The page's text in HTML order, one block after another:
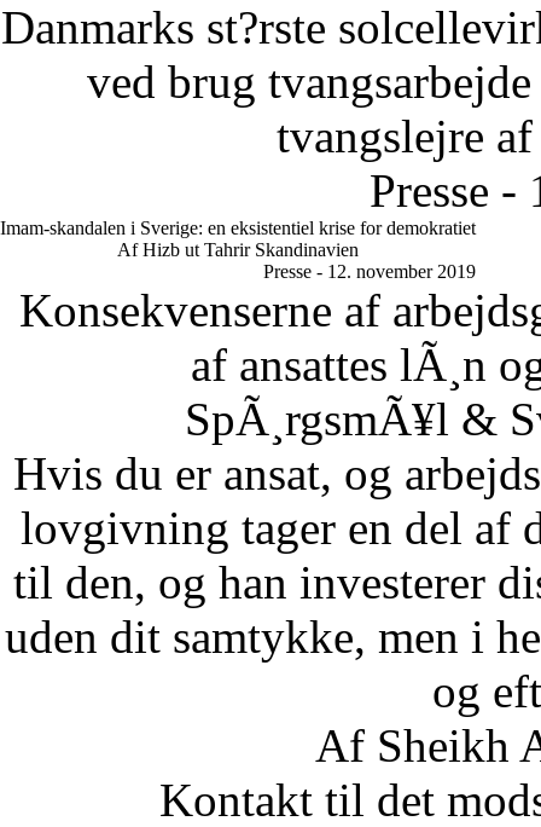
Danmarks st?rste
ved brug
tvangslejre
Presse -
Imam-skandalen i Sverige: en eksistentiel krise for demokratiet
Af Hizb ut Tahrir Skandinavien
Presse - 12. november 2019
Konsekvenserne af
af ansattes lÃ¸n
SpÃ¸rgsmÃ¥l &
Hvis du er ansat, og
lovgivning tager en del af
til den, og han investerer
uden dit samtykke, men i
og
Af Sheikh
Kontakt til det